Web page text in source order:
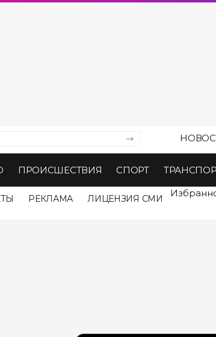
ПРОИСШЕСТВИЯ СПОРТ
РЕКЛАМА ЛИЦЕНЗИЯ СМИ